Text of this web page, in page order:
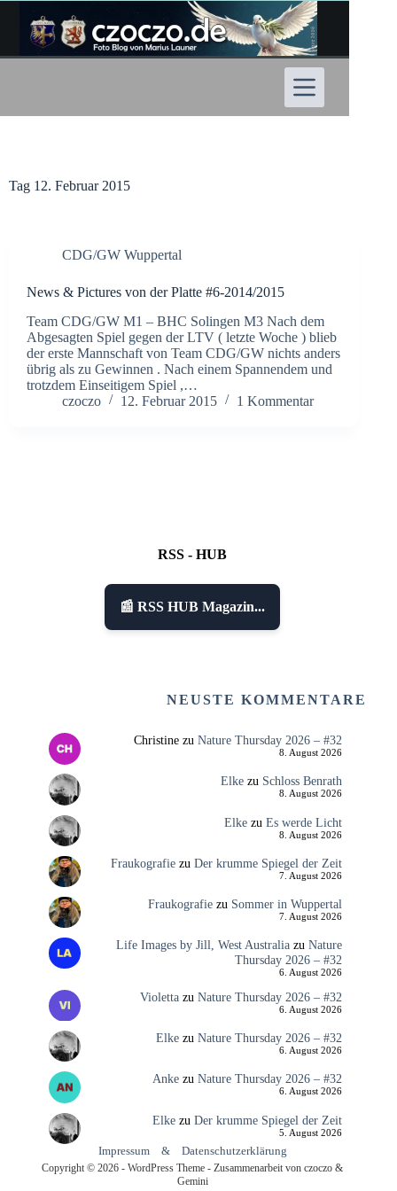
Inhalt
springen
Tag 12. Februar 2015
CDG/GW Wuppertal
News & Pictures von der Platte #6-2014/2015
Team CDG/GW M1 – BHC Solingen M3 Nach dem
Abgesagten Spiel gegen der LTV ( letzte Woche ) blieb
der erste Mannschaft von Team CDG/GW nichts anders
übrig als zu Gewinnen . Nach einem Spannendem und
trotzdem Einseitigem Spiel ,…
czoczo
12. Februar 2015 1 Kommentar
RSS - HUB
📰 RSS HUB Magazin...
NEUSTE KOMMENTARE
Christinezu Nature Thursday 2026 – #32
8. August 2026
Elkezu Schloss Benrath
8. August 2026
Elkezu Es werde Licht
8. August 2026
Fraukografiezu Der krumme Spiegel der Zeit
7. August 2026
Fraukografiezu Sommer in Wuppertal
7. August 2026
Life Images by Jill, West Australiazu Nature
Thursday 2026 – #32
6. August 2026
Violettazu Nature Thursday 2026 – #32
6. August 2026
Elkezu Nature Thursday 2026 – #32
6. August 2026
Ankezu Nature Thursday 2026 – #32
6. August 2026
Elkezu Der krumme Spiegel der Zeit
5. August 2026
Impressum & Datenschutzerklärung
Copyright © 2026 - WordPress Theme - Zusammenarbeit von czoczo &
Gemini